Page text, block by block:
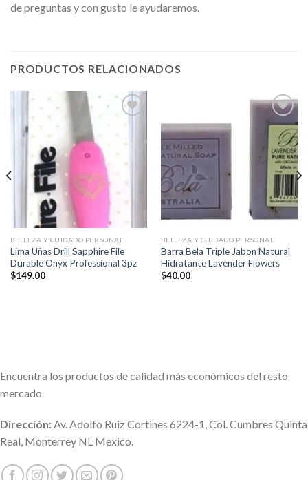
de preguntas y con gusto le ayudaremos.
PRODUCTOS RELACIONADOS
lista de
deseos
BELLEZA Y CUIDADO PERSONAL
Lima Uñas Drill Sapphire File
Durable Onyx Professional 3pz
$149.00
Añadir
a la
lista de
deseos
BELLEZA Y CUIDADO PERSONAL
Barra Bela Triple Jabon Natural
Hidratante Lavender Flowers
$40.00
Encuentra los productos de calidad más económicos del resto
mercado.
Dirección:Av. Adolfo Ruiz Cortines 6224-1, Col. Cumbres Quinta
Real, Monterrey NL Mexico.